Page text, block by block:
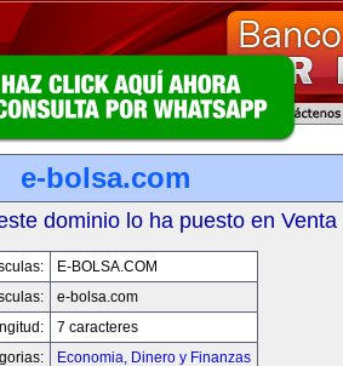
e-bolsa.com
dominio lo ha puesto en Venta
E-BOLSA.COM
e-bolsa.com
7 caracteres
Economia, Dinero y Finanzas